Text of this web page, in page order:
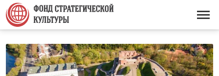
Перейти
основному
содержанию
Основная